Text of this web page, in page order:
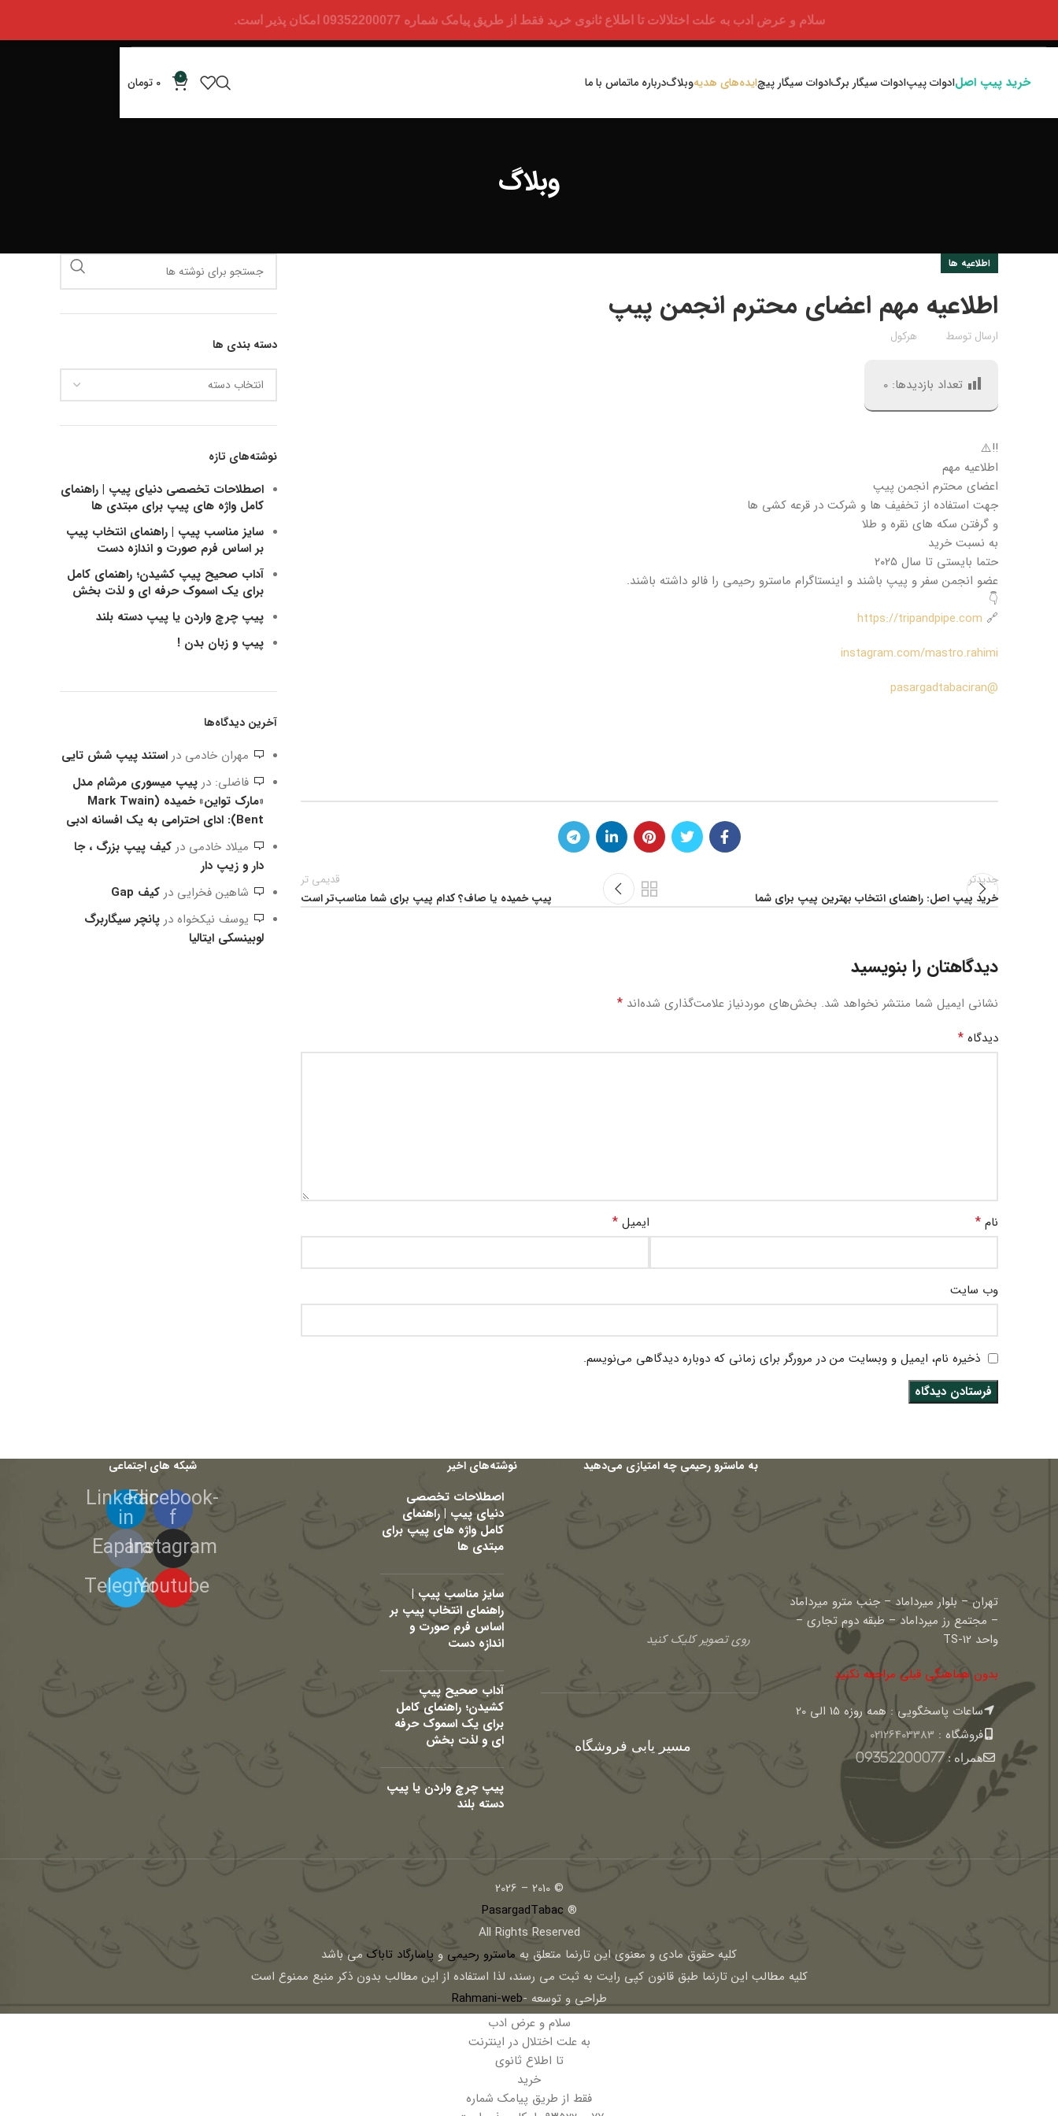
سلام و عرض ادب به علت اختلالات تا اطلاع ثانوی خرید فقط از طریق پیامک شماره 09352200077 امکان پذیر است.
خرید پیپ اصلادوات پیپادوات سیگار برگادوات سیگار پیچایده‌های هدیهوبلاگدرباره ماتماس با ما 0
0 تومان
وبلاگ
اطلاعیه ها
اطلاعیه مهم اعضای محترم انجمن پیپ
ارسال توسط هرکول
تعداد بازدیدها: 0
‼️⚠️
اطلاعیه مهم
اعضای محترم انجمن پیپ
جهت استفاده از تخفیف ها و شرکت در قرعه کشی ها
و گرفتن سکه های نقره و طلا
به نسبت خرید
حتما بایستی تا سال ۲۰۲۵
عضو انجمن سفر و پیپ باشند و اینستاگرام ماسترو رحیمی را فالو داشته باشند.
👇
🔗
https://tripandpipe.com
instagram.com/mastro.rahimi
@pasargadtabaciran
جدیدتر
خرید پیپ اصل: راهنمای انتخاب بهترین پیپ برای شما
قدیمی تر
پیپ خمیده یا صاف؟ کدام پیپ برای شما مناسب‌تر است
دیدگاهتان را بنویسید
نشانی ایمیل شما منتشر نخواهد شد. بخش‌های موردنیاز علامت‌گذاری شده‌اند *
دیدگاه *
نام * ایمیل*
وب‌ سایت
ذخیره نام، ایمیل و وبسایت من در مرورگر برای زمانی که دوباره دیدگاهی می‌نویسم.
دسته بندی ها
دسته
بندی
نوشته‌های تازه
اصطلاحات تخصصی دنیای پیپ | راهنمای
کامل واژه های پیپ برای مبتدی ها
سایز مناسب پیپ | راهنمای انتخاب پیپ
بر اساس فرم صورت و اندازه دست
آداب صحیح پیپ کشیدن؛ راهنمای کامل
برای یک اسموک حرفه ای و لذت بخش
پیپ چرچ واردن یا پیپ دسته بلند
پیپ و زبان بدن !
آخرین دیدگاه‌ها
مهران خادمی دراستند پیپ شش تایی
فاضلی: درپیپ میسوری مرشام مدل
«مارک تواین» خمیده (Mark Twain
Bent): ادای احترامی به یک افسانه ادبی
میلاد خادمی درکیف پیپ بزرگ ، جا
دار و زیپ دار
شاهین فخرایی درکیف Gap
یوسف نیکخواه درپانچر سیگاربرگ
لوبینسکی ایتالیا
تهران – بلوار میرداماد – جنب مترو میرداماد
– مجتمع رز میرداماد – طبقه دوم تجاری –
واحد TS-12
بدون هماهنگی قبلی مراجعه نکنید
ساعات پاسخگویی : همه روزه 15 الی 20
فروشگاه : 02126403383
همراه :09352200077
به ماسترو رحیمی چه امتیازی می‌دهید
روی تصویر کلیک کنید
مسیر یابی فروشگاه
نوشته‌های اخیر
اصطلاحات تخصصی
دنیای پیپ | راهنمای
کامل واژه های پیپ برای
مبتدی ها
سایز مناسب پیپ |
راهنمای انتخاب پیپ بر
اساس فرم صورت و
اندازه دست
آداب صحیح پیپ
کشیدن؛ راهنمای کامل
برای یک اسموک حرفه
ای و لذت بخش
پیپ چرچ واردن یا پیپ
دسته بلند
شبکه های اجتماعی
Facebook-
f
Linkedin-
in
Instagram
Eaparat
Youtube
Telegram
© 2010 – 2026
®
PasargadTabac
All Rights Reserved
كليه حقوق مادی و معنوی اين تارنما متعلق به ماسترو رحیمی و پاسارگاد تاباک می باشد
کلیه مطالب این تارنما طبق قانون کپی رایت به ثبت می رسند، لذا استفاده از این مطالب بدون ذکر منبع ممنوع است
طراحی و توسعه -Rahmani-web
سلام و عرض ادب
به علت اختلال در اینترنت
تا اطلاع ثانوی
خرید
فقط از طریق پیامک شماره